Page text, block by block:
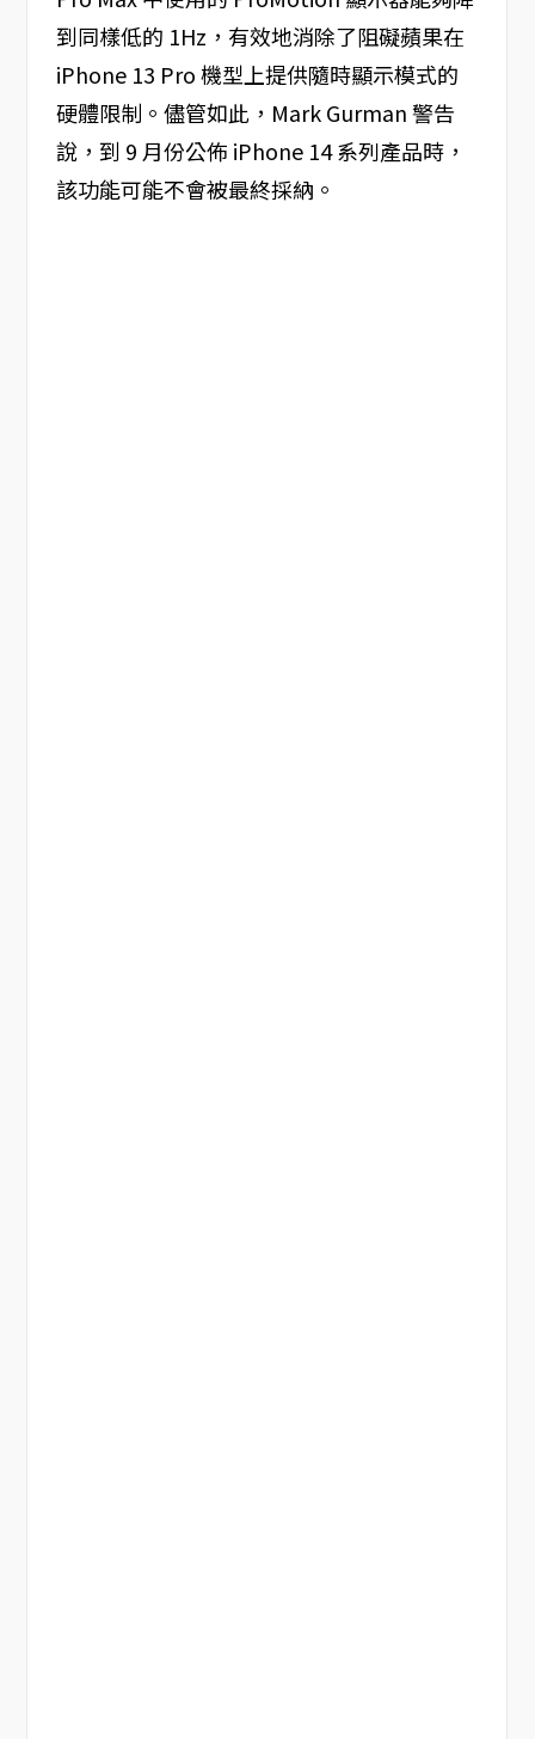
到同樣低的 1Hz，有效地消除了阻礙蘋果在
iPhone 13 Pro 機型上提供隨時顯示模式的
硬體限制。儘管如此，Mark Gurman 警告
說，到 9 月份公佈 iPhone 14 系列產品時，
該功能可能不會被最終採納。